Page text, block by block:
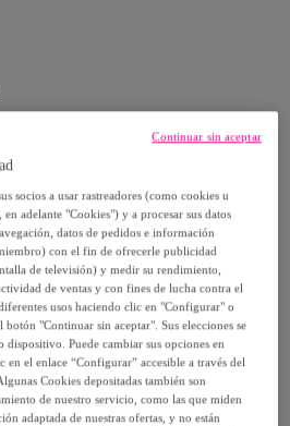
y el12/08
socios a usar rastreadores (como cookies u
adelante "Cookies") y a procesar sus datos
datos de pedidos e información
con el fin de ofrecerle publicidad
de televisión) y medir su rendimiento,
de ventas y con fines de lucha contra el
usos haciendo clic en "Configurar" o
"Continuar sin aceptar". Sus elecciones se
dispositivo. Puede cambiar sus opciones en
el enlace “Configurar” accesible a través del
Cookies depositadas también son
de nuestro servicio, como las que miden
adaptada de nuestras ofertas, y no están
Continuar sin aceptar